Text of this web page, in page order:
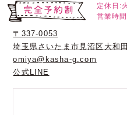
定休日:
営業時
〒337-0053
埼玉県さいたま市見沼区大和
omiya@kasha-g.com
公式LINE